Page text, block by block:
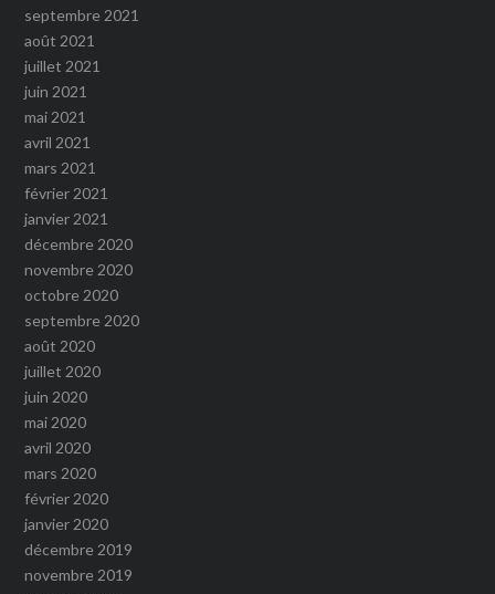
septembre 2021
août 2021
juillet 2021
juin 2021
mai 2021
avril 2021
mars 2021
février 2021
janvier 2021
décembre 2020
novembre 2020
octobre 2020
septembre 2020
août 2020
juillet 2020
juin 2020
mai 2020
avril 2020
mars 2020
février 2020
janvier 2020
décembre 2019
novembre 2019